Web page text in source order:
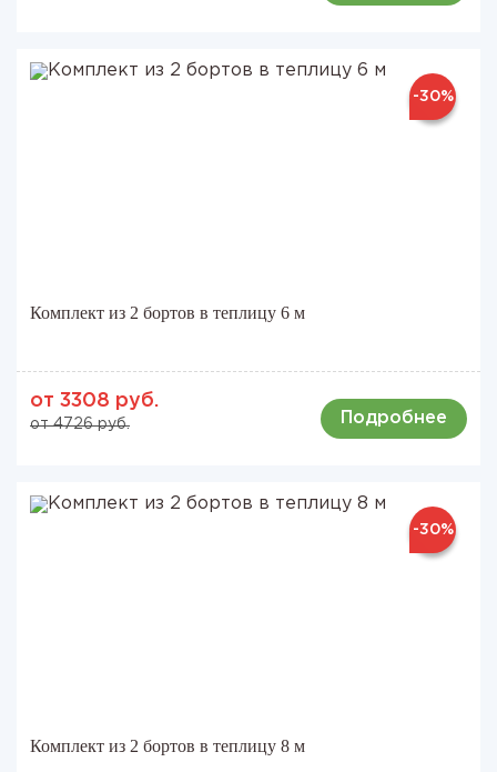
-30%
Комплект из 2 бортов в теплицу 6 м
от 3308 руб.
от 4726 руб. Подробнее
-30%
Комплект из 2 бортов в теплицу 8 м